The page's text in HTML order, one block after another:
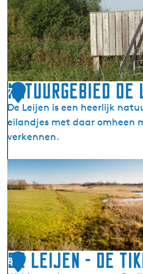
e
m
a
a
l
e
L
e
i
j
e
n
-
L
e
y
e
n
s
l
o
a
n
7
Natuurgebied De
De Leijen is een heerlijk
eilandjes met daar omheen
verkennen.
N
a
u
u
r
g
e
8
De Leijen - De